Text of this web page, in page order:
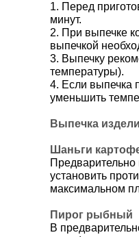
1. Перед
минут.
2. При выпечке
выпечкой
3. Выпечку
температуры).
4. Если выпечка
уменьшить
Выпечка
Шаньги
установить
максимальном
Пирог рыбный
В